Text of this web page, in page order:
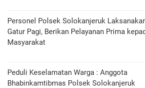
Personel Polsek Solokanjeruk
Gatur Pagi, Berikan Pelayanan Prima
Masyarakat
Peduli Keselamatan Warga : Anggota
Bhabinkamtibmas Polsek Solokanjeruk